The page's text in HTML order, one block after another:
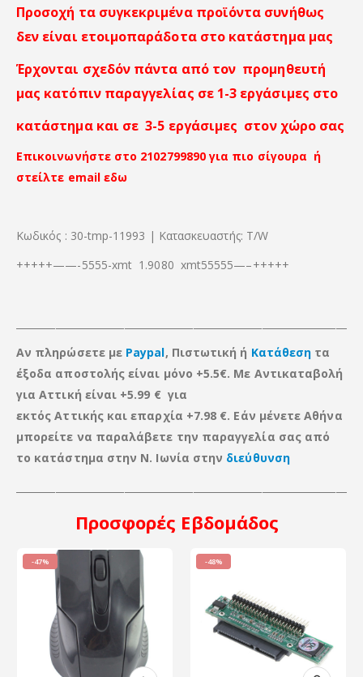
Προσοχή τα συγκεκριμένα προϊόντα συνήθως
δεν είναι ετοιμοπαράδοτα στο κατάστημα μας
Έρχονται σχεδόν πάντα από τον προμηθευτή
μας κατόπιν παραγγελίας σε 1-3 εργάσιμες στο
κατάστημα και σε 3-5 εργάσιμες στον χώρο σας
Επικοινωνήστε στο 2102799890 για πιο σίγουρα ή
στείλτε email εδω
Κωδικός : 30-tmp-11993 | Κατασκευαστής: T/W
+++++——-5555-xmt 1.9080 xmt55555—–+++++
Αν πληρώσετε με Paypal, Πιστωτική ή Κατάθεση τα
έξοδα αποστολής είναι μόνο +5.5€. Με Αντικαταβολή
για Αττική είναι +5.99 € για
εκτός Αττικής καιεπαρχία +7.98 €. Εάν μένετε Αθήνα
μπορείτε να παραλάβετε την παραγγελία σας από
το κατάστημα στην Ν. Ιωνία στην διεύθυνση
Προσφορές Εβδομάδος
-47% -48%